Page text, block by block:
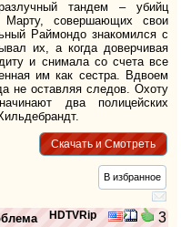
тандем – убийц
совершающих свои
Раймондо знакомился с
их, а когда доверчивая
и снимала со счета все
им как сестра. Вдвоем
не оставляя следов. Охоту
два полицейских
Скачать и Смотреть
В избранное
HDTVRip 3